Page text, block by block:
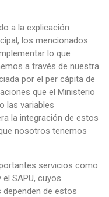
a la explicación
los mencionados
lo que
a través de nuestra
por el per cápita de
que el Ministerio
las variables
la integración de estos
nosotros tenemos
servicios como
SAPU, cuyos
de estos